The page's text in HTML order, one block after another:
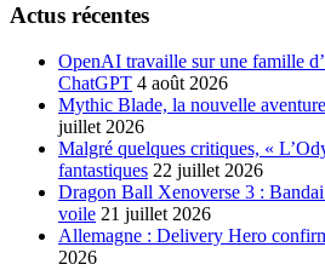
Actus récentes
OpenAI travaille sur une famille
ChatGPT 4 août 2026
Mythic Blade, la nouvelle
juillet 2026
Malgré quelques critiques, «
fantastiques 22 juillet 2026
Dragon Ball Xenoverse 3 :
voile 21 juillet 2026
Allemagne : Delivery Hero
2026